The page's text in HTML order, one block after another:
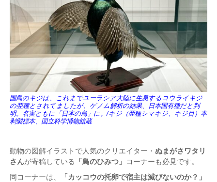
国鳥のキジは、これまでユーラシア大陸に生息するコウライキジ
の亜種とされてましたが、ゲノム解析の結果、日本国有種だと判
明。名実ともに「日本の鳥」に。/キジ（亜種シマキジ、キジ目）本
剥製標本、国立科学博物館蔵
動物の図解イラストで人気のクリエイター・ ぬまがさワタリ
さんが寄稿している 「鳥のひみつ」 コーナーも必見です。
同コーナーは、
「カッコウの托卵で宿主は滅びないのか？」